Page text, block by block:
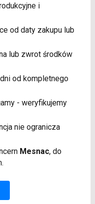
i
od daty zakupu lub
lub zwrot środków
od kompletnego
- weryfikujemy
nie ogranicza
Mesnac, do